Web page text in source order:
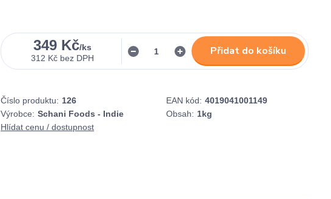
349 Kč/ks
312 Kč bez DPH
Přidat do košíku
Číslo produktu: 126 EAN kód: 4019041001149
Výrobce: Schani Foods - Indie Obsah: 1kg
Hlídat cenu / dostupnost